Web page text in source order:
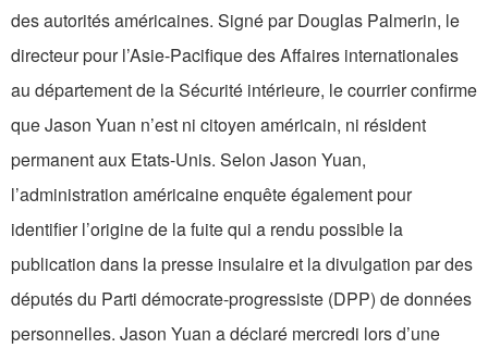
des autorités américaines. Signé par Douglas Palmerin, le
directeur pour l’Asie-Pacifique des Affaires internationales
au département de la Sécurité intérieure, le courrier confirme
que Jason Yuan n’est ni citoyen américain, ni résident
permanent aux Etats-Unis. Selon Jason Yuan,
l’administration américaine enquête également pour
identifier l’origine de la fuite qui a rendu possible la
publication dans la presse insulaire et la divulgation par des
députés du Parti démocrate-progressiste (DPP) de données
personnelles. Jason Yuan a déclaré mercredi lors d’une